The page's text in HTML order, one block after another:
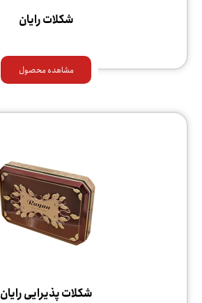
شکلات رایان
مشاهده محصول
شکلات پذیرایی رایان